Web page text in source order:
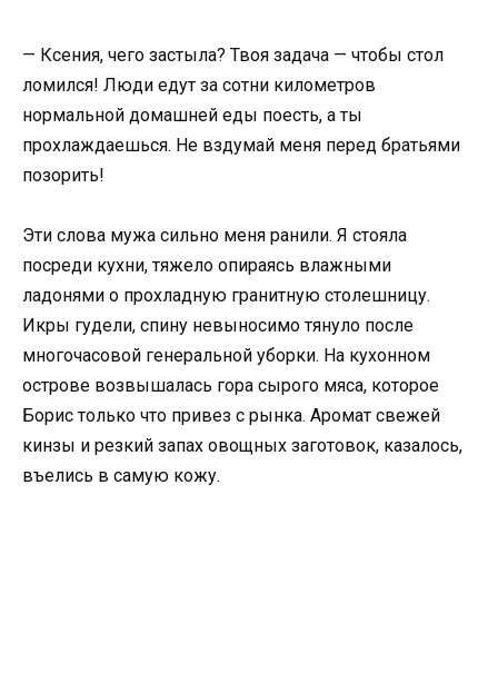
— Ксения, чего застыла? Твоя задача — чтобы стол
ломился! Люди едут за сотни километров
нормальной домашней еды поесть, а ты
прохлаждаешься. Не вздумай меня перед братьями
позорить!
Эти слова мужа сильно меня ранили. Я стояла
посреди кухни, тяжело опираясь влажными
ладонями о прохладную гранитную столешницу.
Икры гудели, спину невыносимо тянуло после
многочасовой генеральной уборки. На кухонном
острове возвышалась гора сырого мяса, которое
Борис только что привез с рынка. Аромат свежей
кинзы и резкий запах овощных заготовок, казалось,
въелись в самую кожу.